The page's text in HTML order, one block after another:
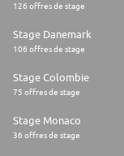
126 offres de stage
Stage Danemark
106 offres de stage
Stage Colombie
75 offres de stage
Stage Monaco
36 offres de stage